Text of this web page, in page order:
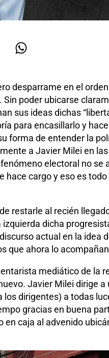
desparrame en el
poder ubicarse
sus ideas dichas
para encasillarlo y
forma de entender la
a Javier Milei en las
electoral no se
cargo y eso es
restarle al recién
dicha
actual en la idea
que ahora lo
mediático de la
Javier Milei dirige a
dirigentes) a todas
gracias en buena
caja al advenido